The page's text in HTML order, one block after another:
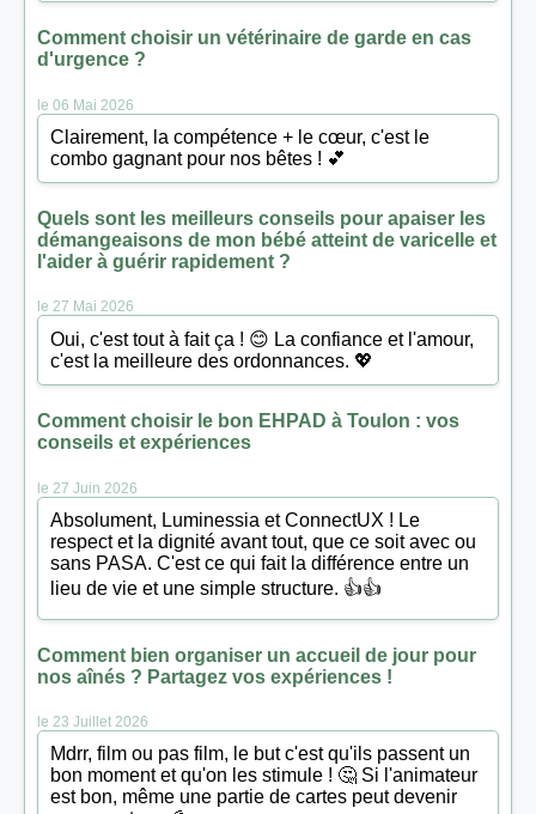
Comment choisir un vétérinaire de garde en cas
d'urgence ?
le 06 Mai 2026
Clairement, la compétence + le cœur, c'est le
combo gagnant pour nos bêtes ! 💕
Quels sont les meilleurs conseils pour apaiser les
démangeaisons de mon bébé atteint de varicelle et
l'aider à guérir rapidement ?
le 27 Mai 2026
Oui, c'est tout à fait ça ! 😊 La confiance et l'amour,
c'est la meilleure des ordonnances. 💖
Comment choisir le bon EHPAD à Toulon : vos
conseils et expériences
le 27 Juin 2026
Absolument, Luminessia et ConnectUX ! Le
respect et la dignité avant tout, que ce soit avec ou
sans PASA. C'est ce qui fait la différence entre un
lieu de vie et une simple structure. 👍👍
Comment bien organiser un accueil de jour pour
nos aînés ? Partagez vos expériences !
le 23 Juillet 2026
Mdrr, film ou pas film, le but c'est qu'ils passent un
bon moment et qu'on les stimule ! 🤔 Si l'animateur
est bon, même une partie de cartes peut devenir